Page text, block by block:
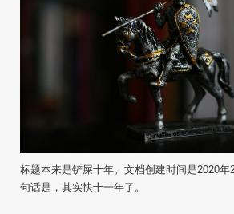
标题本来是铲屎十年。文档创建时间是2020年
句话是，其实快十一年了。